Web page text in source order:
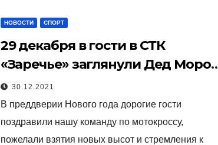
НОВОСТИ СПОРТ
29 декабря в гости в СТК
«Заречье» заглянули Дед Мороз
со Снегурочкой и глава
администрации Ковровского
района В.В.Скороходов.
30.12.2021
В преддверии Нового года дорогие гости
поздравили нашу команду по мотокроссу,
пожелали взятия новых высот и стремления к